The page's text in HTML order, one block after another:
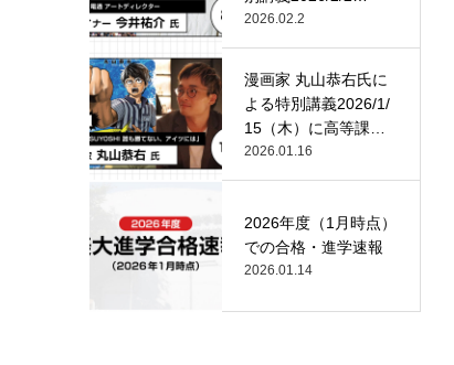
（月）…
2026.02.2
漫画家 丸山恭右氏に
よる特別講義2026/1/
15（木）に高等課
程…
2026.01.16
2026年度（1月時点）
での合格・進学速報
2026.01.14